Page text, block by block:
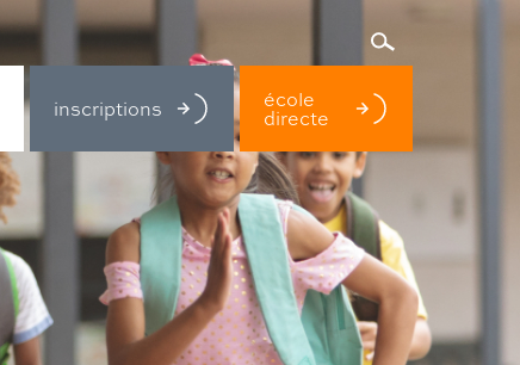
inscriptions école
directe